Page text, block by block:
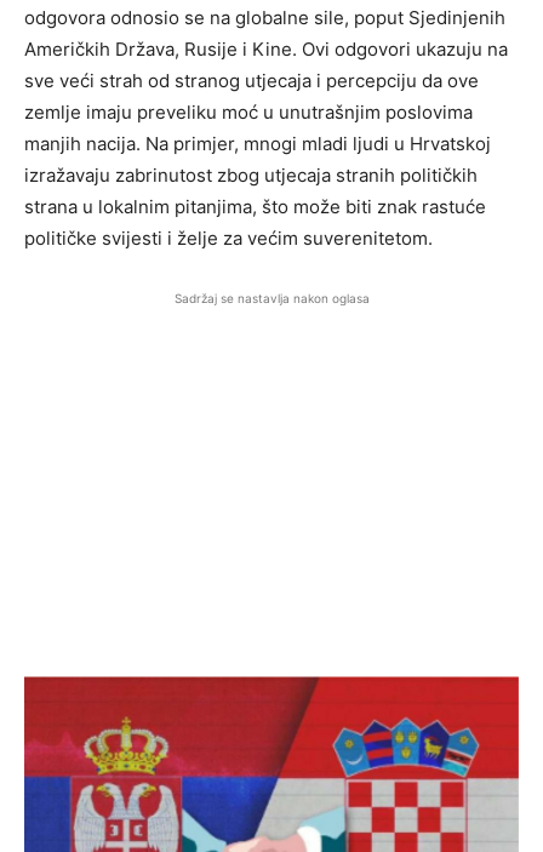
odgovora odnosio se na globalne sile, poput Sjedinjenih
Američkih Država, Rusije i Kine. Ovi odgovori ukazuju na
sve veći strah od stranog utjecaja i percepciju da ove
zemlje imaju preveliku moć u unutrašnjim poslovima
manjih nacija. Na primjer, mnogi mladi ljudi u Hrvatskoj
izražavaju zabrinutost zbog utjecaja stranih političkih
strana u lokalnim pitanjima, što može biti znak rastuće
političke svijesti i želje za većim suverenitetom.
Sadržaj se nastavlja nakon oglasa